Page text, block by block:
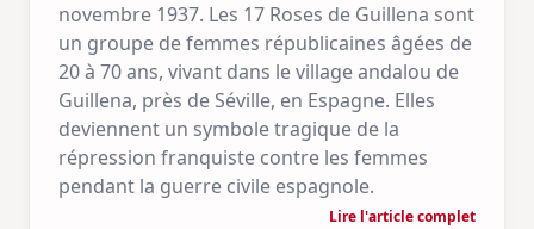
novembre 1937. Les 17 Roses de Guillena sont
un groupe de femmes républicaines âgées de
20 à 70 ans, vivant dans le village andalou de
Guillena, près de Séville, en Espagne. Elles
deviennent un symbole tragique de la
répression franquiste contre les femmes
pendant la guerre civile espagnole.
Lire l'article complet